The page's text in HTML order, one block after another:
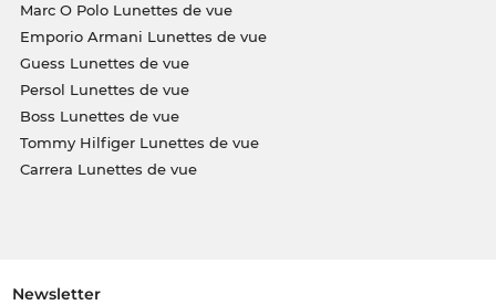
Marc O Polo Lunettes de vue
Emporio Armani Lunettes de vue
Guess Lunettes de vue
Persol Lunettes de vue
Boss Lunettes de vue
Tommy Hilfiger Lunettes de vue
Carrera Lunettes de vue
Newsletter